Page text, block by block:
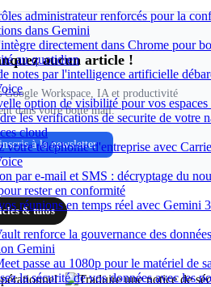
administrateur renforcés pour la
dans Gemini
directement dans Chrome pour
au quotidien
notes par l'intelligence artificielle
option de visibilité pour vos
les verifications de securite de votre
cloud
votre téléphonie d'entreprise avec
par e-mail et SMS : décryptage du
rester en conformité
réunions en temps réel avec Gemini
renforce la gouvernance des
Gemini
passe au 1080p pour le matériel de
la sécurité de vos données avec les
aucun article !
Google Workspace, IA et productivité
dans votre boîte mail.
à la newsletter
& tutos